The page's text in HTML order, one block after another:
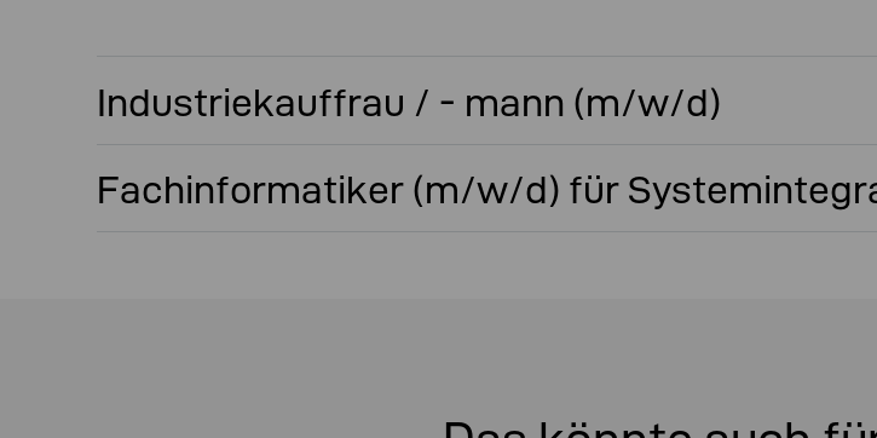
Industriekauffrau / - mann (m/w/d)
Fachinformatiker (m/w/d) für